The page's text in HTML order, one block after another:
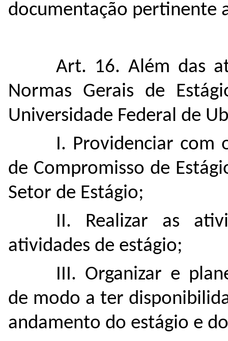
documentação pertinente
Art. 16. Além das
Normas Gerais de
Universidade Federal de
I. Providenciar com
de Compromisso de
Setor de Estágio;
II. Realizar as
atividades de estágio;
III. Organizar e
de modo a ter
andamento do estágio e